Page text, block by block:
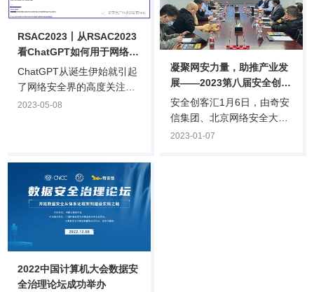
RSAC2023丨从RSAC2023
看ChatGPT如何用于网络攻
击
ChatGPT从诞生伊始就引起
了网络安全界的高度关注：
它是否能用于网络攻击或者
ChatGPT在网络安全领域的
应用尚处于初级阶段，我们
看看本届RSAC大会上专家
如何解读ChatGPT在网络安
全领域的应用。
2023-05-08
凝聚网安力量，助推产业发
展——2023第八届安全创客
汇专家研讨会在京成功举行
安全创客汇1月6日，由奇安
信集团、北京网络安全大会
（BCS）、全国网络信息安
2023-01-07
2022中国计算机大会数据安
全治理论坛成功举办